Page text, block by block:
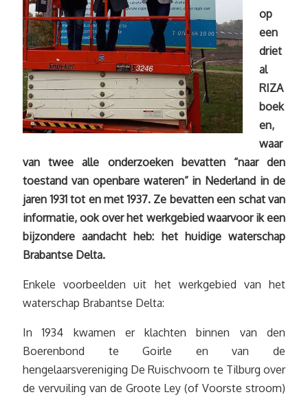
op
een
driet
al
RIZA
boek
en,
waar
van twee alle onderzoeken bevatten “naar den
toestand van openbare wateren” in Nederland in de
jaren 1931 tot en met 1937. Ze bevatten een schat van
informatie, ook over het werkgebied waarvoor ik een
bijzondere aandacht heb: het huidige waterschap
Brabantse Delta.
Enkele voorbeelden uit het werkgebied van het
waterschap Brabantse Delta:
In 1934 kwamen er klachten binnen van den
Boerenbond te Goirle en van de
hengelaarsvereniging De Ruischvoorn te Tilburg over
de vervuiling van de Groote Ley (of Voorste stroom)